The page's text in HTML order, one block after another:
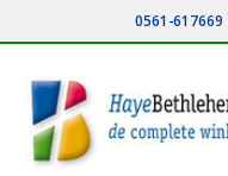
naar
inhoud
0561-617669